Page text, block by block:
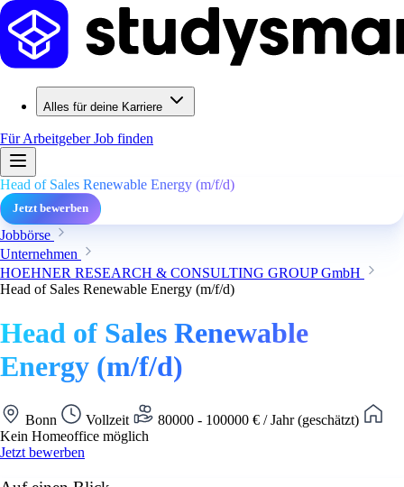
Alles für deine Karriere
Für ArbeitgeberJob finden
Head of Sales Renewable Energy (m/f/d)
Jetzt bewerben
Jobbörse
Unternehmen
HOEHNER RESEARCH & CONSULTING GROUP GmbH
Head of Sales Renewable Energy (m/f/d)
Head of Sales Renewable
Energy (m/f/d)
Bonn Vollzeit
80000 - 100000 € / Jahr (geschätzt)
Kein Homeoffice möglich
Jetzt bewerben